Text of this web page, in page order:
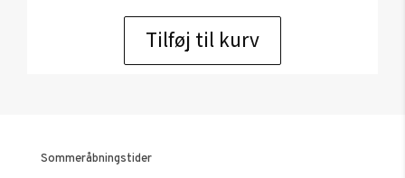
Tilføj til kurv
Sommeråbningstider